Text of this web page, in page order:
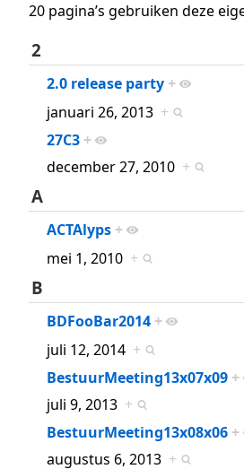
20 pagina’s gebruiken deze
2
2.0 release party +
januari 26, 2013 +
27C3 +
december 27, 2010 +
A
ACTAlyps +
mei 1, 2010 +
B
BDFooBar2014 +
juli 12, 2014 +
BestuurMeeting13x07x09 +
juli 9, 2013 +
BestuurMeeting13x08x06 +
augustus 6, 2013 +